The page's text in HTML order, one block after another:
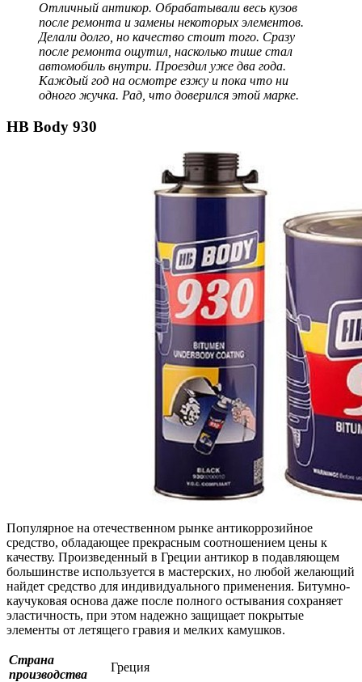
Отличный антикор. Обрабатывали весь кузов
после ремонта и замены некоторых элементов.
Делали долго, но качество стоит того. Сразу
после ремонта ощутил, насколько тише стал
автомобиль внутри. Проездил уже два года.
Каждый год на осмотре езжу и пока что ни
одного жучка. Рад, что доверился этой марке.
HB Body 930
Популярное на отечественном рынке антикоррозийное
средство, обладающее прекрасным соотношением цены к
качеству. Произведенный в Греции антикор в подавляющем
большинстве используется в мастерских, но любой желающий
найдет средство для индивидуального применения. Битумно-
каучуковая основа даже после полного остывания сохраняет
эластичность, при этом надежно защищает покрытые
элементы от летящего гравия и мелких камушков.
Страна
производства
Греция